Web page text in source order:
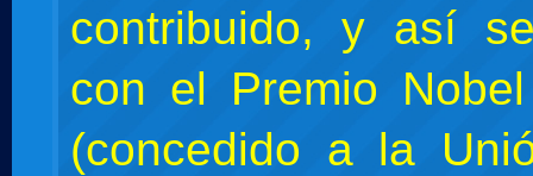
contribuido, y así
con el Premio
(concedido a la